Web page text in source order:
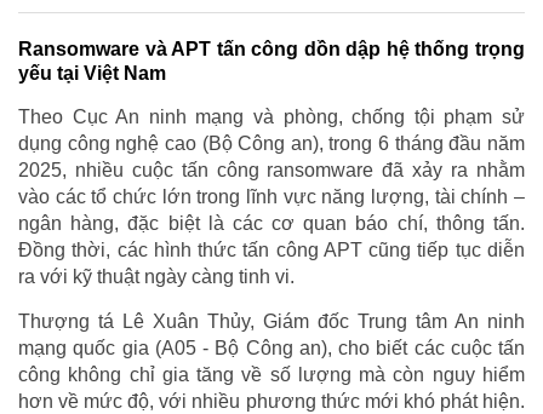
Ransomware và APT tấn công dồn dập hệ thống trọng
yếu tại Việt Nam
Theo Cục An ninh mạng và phòng, chống tội phạm sử
dụng công nghệ cao (Bộ Công an), trong 6 tháng đầu năm
2025, nhiều cuộc tấn công ransomware đã xảy ra nhằm
vào các tổ chức lớn trong lĩnh vực năng lượng, tài chính –
ngân hàng, đặc biệt là các cơ quan báo chí, thông tấn.
Đồng thời, các hình thức tấn công APT cũng tiếp tục diễn
ra với kỹ thuật ngày càng tinh vi.
Thượng tá Lê Xuân Thủy, Giám đốc Trung tâm An ninh
mạng quốc gia (A05 - Bộ Công an), cho biết các cuộc tấn
công không chỉ gia tăng về số lượng mà còn nguy hiểm
hơn về mức độ, với nhiều phương thức mới khó phát hiện.